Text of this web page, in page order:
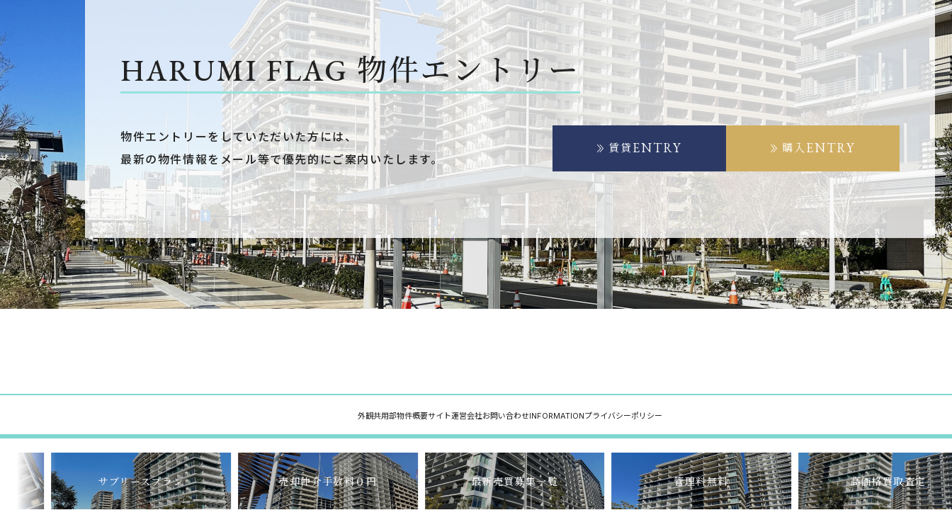
HARUMI FLAG物件エントリー
物件エントリーをしていただいた方には、
最新の物件情報をメール等で優先的にご案内いたします。
賃貸 ENTRY 購入 ENTRY
外観共用部物件概要サイト運営会社お問い合わせINFORMATIONプライバシーポリシー
サブリースプラン 売却仲介手数料０円 最新売買募集一覧 管理料無料 高価格買取査定